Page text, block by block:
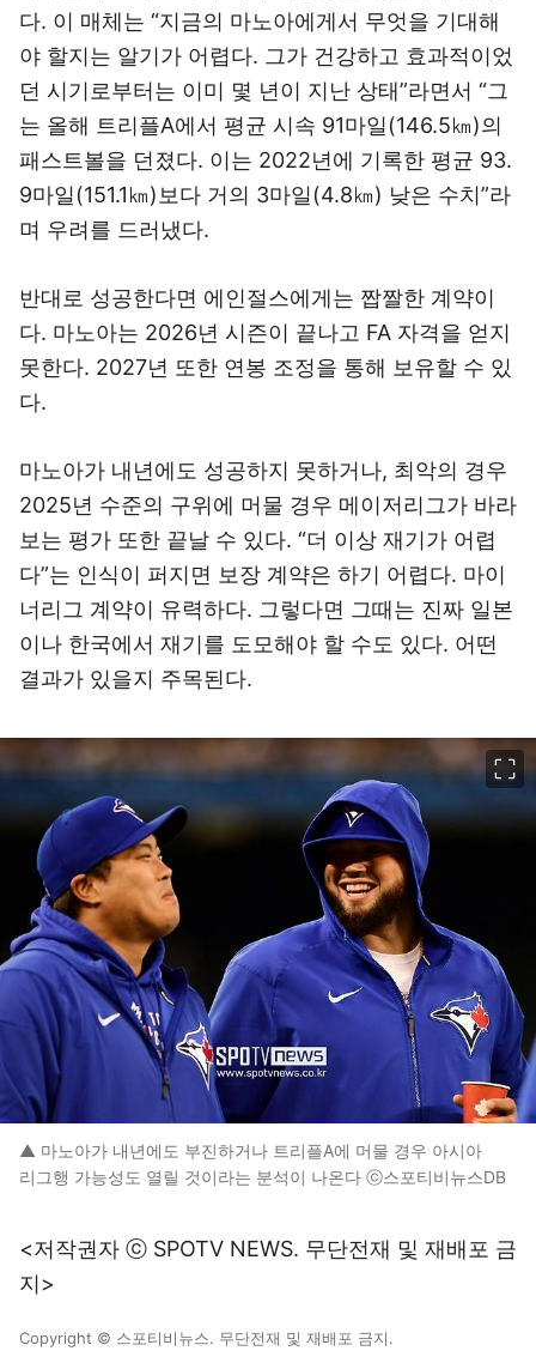
다. 이 매체는 “지금의 마노아에게서 무엇을 기대해
야 할지는 알기가 어렵다. 그가 건강하고 효과적이었
던 시기로부터는 이미 몇 년이 지난 상태”라면서 “그
는 올해 트리플A에서 평균 시속 91마일(146.5㎞)의
패스트볼을 던졌다. 이는 2022년에 기록한 평균 93.
9마일(151.1㎞)보다 거의 3마일(4.8㎞) 낮은 수치”라
며 우려를 드러냈다.
반대로 성공한다면 에인절스에게는 짭짤한 계약이
다. 마노아는 2026년 시즌이 끝나고 FA 자격을 얻지
못한다. 2027년 또한 연봉 조정을 통해 보유할 수 있
다.
마노아가 내년에도 성공하지 못하거나, 최악의 경우
2025년 수준의 구위에 머물 경우 메이저리그가 바라
보는 평가 또한 끝날 수 있다. “더 이상 재기가 어렵
다”는 인식이 퍼지면 보장 계약은 하기 어렵다. 마이
너리그 계약이 유력하다. 그렇다면 그때는 진짜 일본
이나 한국에서 재기를 도모해야 할 수도 있다. 어떤
결과가 있을지 주목된다.
▲ 마노아가 내년에도 부진하거나 트리플A에 머물 경우 아시아
리그행 가능성도 열릴 것이라는 분석이 나온다 ⓒ스포티비뉴스DB
<저작권자 ⓒ SPOTV NEWS. 무단전재 및 재배포 금
지>
Copyright © 스포티비뉴스. 무단전재 및 재배포 금지.